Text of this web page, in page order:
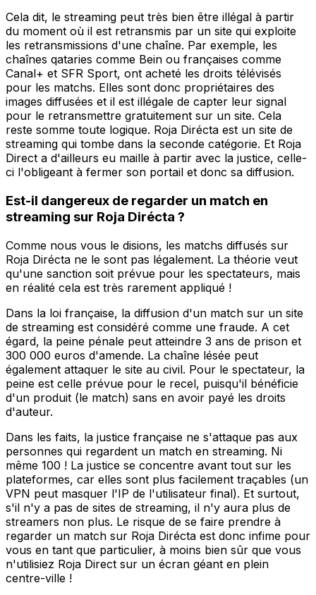
Cela dit, le streaming peut très bien être illégal à partir
du moment où il est retransmis par un site qui exploite
les retransmissions d'une chaîne. Par exemple, les
chaînes qataries comme Bein ou françaises comme
Canal+ et SFR Sport, ont acheté les droits télévisés
pour les matchs. Elles sont donc propriétaires des
images diffusées et il est illégale de capter leur signal
pour le retransmettre gratuitement sur un site. Cela
reste somme toute logique. Roja Dirécta est un site de
streaming qui tombe dans la seconde catégorie. Et Roja
Direct a d'ailleurs eu maille à partir avec la justice, celle-
ci l'obligeant à fermer son portail et donc sa diffusion.
Est-il dangereux de regarder un match en
streaming sur Roja Dirécta ?
Comme nous vous le disions, les matchs diffusés sur
Roja Dirécta ne le sont pas légalement. La théorie veut
qu'une sanction soit prévue pour les spectateurs, mais
en réalité cela est très rarement appliqué !
Dans la loi française, la diffusion d'un match sur un site
de streaming est considéré comme une fraude. A cet
égard, la peine pénale peut atteindre 3 ans de prison et
300 000 euros d'amende. La chaîne lésée peut
également attaquer le site au civil. Pour le spectateur, la
peine est celle prévue pour le recel, puisqu'il bénéficie
d'un produit (le match) sans en avoir payé les droits
d'auteur.
Dans les faits, la justice française ne s'attaque pas aux
personnes qui regardent un match en streaming. Ni
même 100 ! La justice se concentre avant tout sur les
plateformes, car elles sont plus facilement traçables (un
VPN peut masquer l'IP de l'utilisateur final). Et surtout,
s'il n'y a pas de sites de streaming, il n'y aura plus de
streamers non plus. Le risque de se faire prendre à
regarder un match sur Roja Dirécta est donc infime pour
vous en tant que particulier, à moins bien sûr que vous
n'utilisiez Roja Direct sur un écran géant en plein
centre-ville !